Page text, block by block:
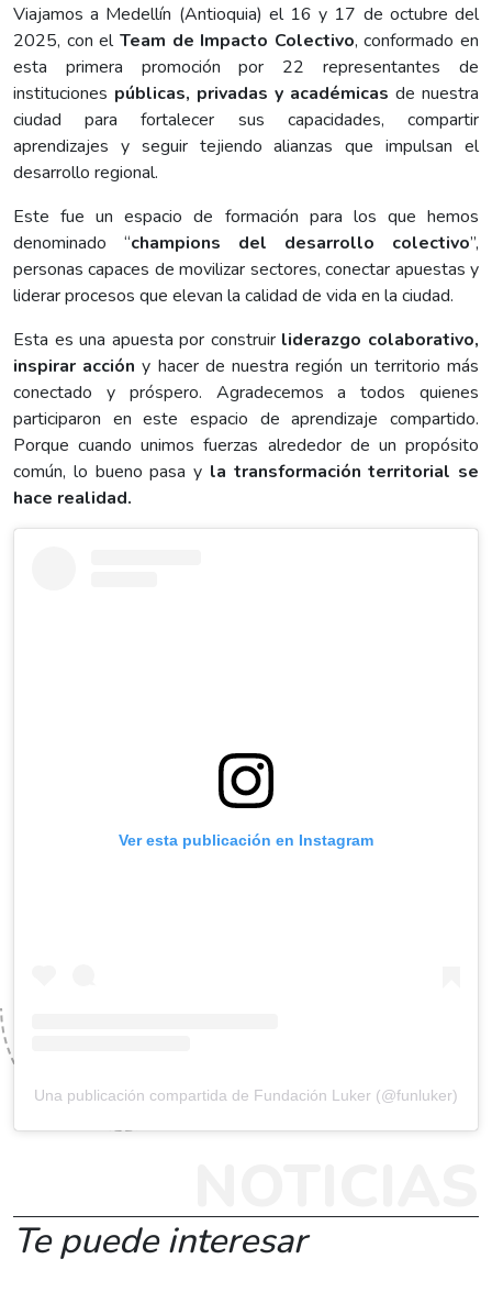
Viajamos a Medellín (Antioquia) el 16 y 17 de octubre del
2025, con el Team de Impacto Colectivo, conformado en
esta primera promoción por 22 representantes de
instituciones públicas, privadas y académicas de nuestra
ciudad para fortalecer sus capacidades, compartir
aprendizajes y seguir tejiendo alianzas que impulsan el
desarrollo regional.
Este fue un espacio de formación para los que hemos
denominado “champions del desarrollo colectivo”,
personas capaces de movilizar sectores, conectar apuestas y
liderar procesos que elevan la calidad de vida en la ciudad.
Esta es una apuesta por construir liderazgo colaborativo,
inspirar accióny hacer de nuestra región un territorio más
conectado y próspero. Agradecemos a todos quienes
participaron en este espacio de aprendizaje compartido.
Porque cuando unimos fuerzas alrededor de un propósito
común, lo bueno pasa y la transformación territorial se
hace realidad.
Ver esta publicación en Instagram
Una publicación compartida de Fundación Luker (@funluker)
Te puede interesar